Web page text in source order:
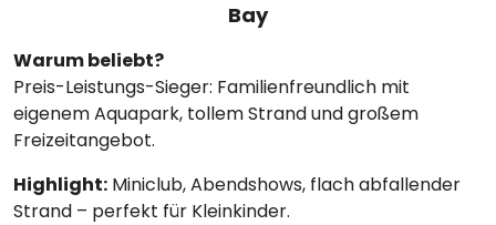
Bay
Warum beliebt?
Preis-Leistungs-Sieger: Familienfreundlich mit
eigenem Aquapark, tollem Strand und großem
Freizeitangebot.
Highlight: Miniclub, Abendshows, flach abfallender
Strand – perfekt für Kleinkinder.